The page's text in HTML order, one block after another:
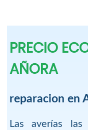
PRECIO
AÑORA
reparacion en
Las averías las